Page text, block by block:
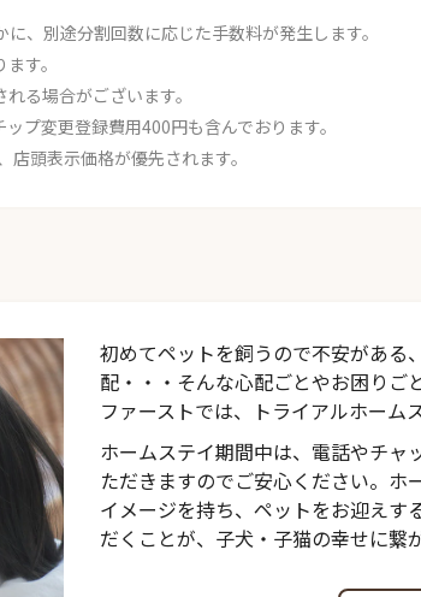
、別途分割回数に応じた手数料が発生します。
す。
る場合がございます。
プ変更登録費用400円も含んでおります。
頭表示価格が優先されます。
初めてペットを飼うので不安がある
配・・・そんな心配ごとやお困りご
ファーストでは、トライアルホーム
ホームステイ期間中は、電話やチャ
ただきますのでご安心ください。ホ
イメージを持ち、ペットをお迎えす
だくことが、子犬・子猫の幸せに繋